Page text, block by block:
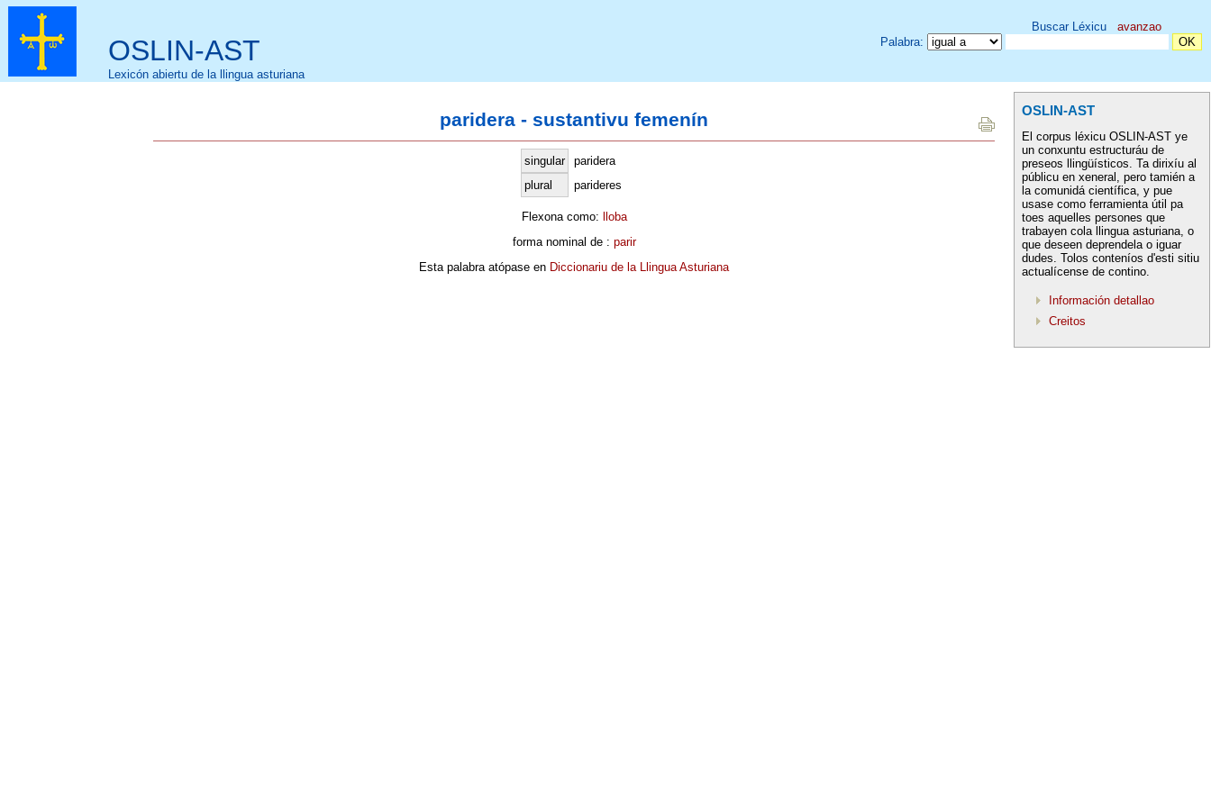
OSLIN-AST
Lexicón abiertu de la llingua asturiana
Buscar Léxicu avanzao
Palabra:
paridera - sustantivu femenín
singular
paridera
plural
parideres
Flexona como: lloba
forma nominal de : parir
Esta palabra atópase en Diccionariu de la Llingua Asturiana
OSLIN-AST
El corpus léxicu OSLIN-AST ye
un conxuntu estructuráu de
preseos llingüísticos. Ta dirixíu al
públicu en xeneral, pero tamién a
la comunidá científica, y pue
usase como ferramienta útil pa
toes aquelles persones que
trabayen cola llingua asturiana, o
que deseen deprendela o iguar
dudes. Tolos conteníos d'esti sitiu
actualícense de contino.
Información detallao
Creitos